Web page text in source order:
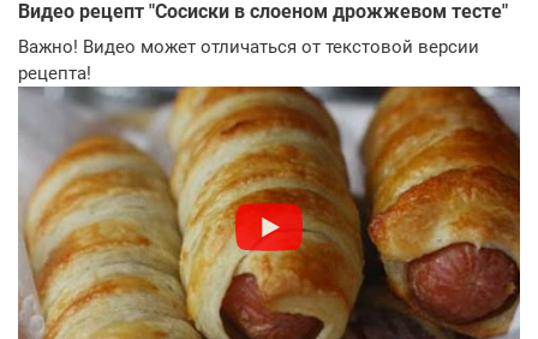
Видео рецепт "Сосиски в слоеном дрожжевом тесте"
Важно! Видео может отличаться от текстовой версии
рецепта!